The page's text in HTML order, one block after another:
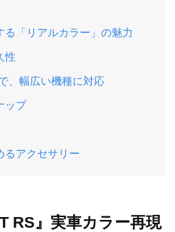
る「リアルカラー」の魅力
性
、幅広い機種に対応
ップ
るアクセサリー
RS』実車カラー再現